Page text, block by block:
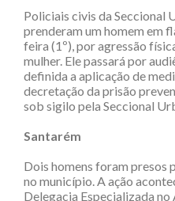
Policiais civis da Seccional
prenderam um homem em
feira (1º), por agressão
mulher. Ele passará por
definida a aplicação de
decretação da prisão
sob sigilo pela Seccional
Santarém
Dois homens foram presos
no município. A ação
Delegacia Especializada